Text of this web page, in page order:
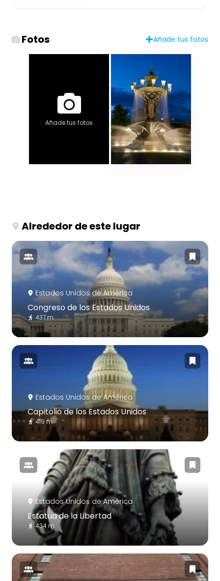
Fotos Añade tus fotos
Añade tus fotos
Alrededor de este lugar
Estados Unidos de América
Congreso de los Estados Unidos
437 m
Estados Unidos de América
Capitolio de los Estados Unidos
419 m
Estados Unidos de América
Estatua de la Libertad
434 m